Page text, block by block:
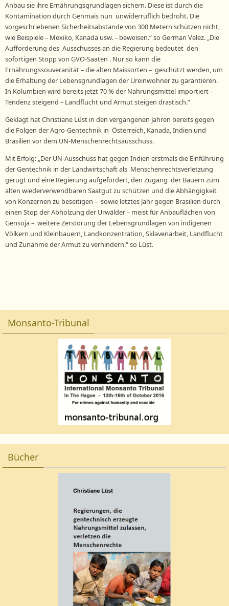
Anbau sie ihre Ernährungsgrundlagen sichern. Diese ist durch die
Kontamination durch Genmais nun unwiderruflich bedroht. Die
vorgeschriebenen Sicherheitsabstände von 300 Metern schützen nicht,
wie Beispiele – Mexiko, Kanada usw. – beweisen.“ so German Velez. „Die
Aufforderung des Ausschusses an die Regierung bedeutet den
sofortigen Stopp von GVO-Saaten . Nur so kann die
Ernährungssouveranität – die alten Maissorten – geschützt werden, um
die Erhaltung der Lebensgrundlagen der Ureinwohner zu garantieren.
In Kolumbien wird bereits jetzt 70 % der Nahrungsmittel importiert –
Tendenz steigend – Landflucht und Armut steigen drastisch.“
Geklagt hat Christiane Lüst in den vergangenen Jahren bereits gegen
die Folgen der Agro-Gentechnik in Österreich, Kanada, Indien und
Brasilien vor dem UN-Menschenrechtsausschuss.
Mit Erfolg: „Der UN-Ausschuss hat gegen Indien erstmals die Einführung
der Gentechnik in der Landwirtschaft als Menschenrechtsverletzung
gerügt und eine Regierung aufgefordert, den Zugang der Bauern zum
alten wiederverwendbaren Saatgut zu schützen und die Abhängigkeit
von Konzernen zu beseitigen – sowie letztes Jahr gegen Brasilien durch
einen Stop der Abholzung der Urwälder – meist für Anbauflächen von
Gensoja – weitere Zerstörung der Lebensgrundlagen von indigenen
Völkern und Kleinbauern, Landkonzentration, Sklavenarbeit, Landflucht
und Zunahme der Armut zu verhindern.“ so Lüst.
Monsanto-Tribunal
Bücher